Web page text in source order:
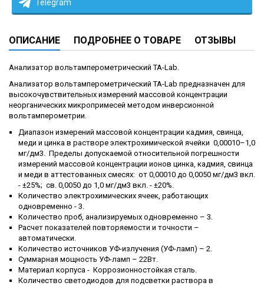
Telegram
ОПИСАНИЕ ПОДРОБНЕЕ О ТОВАРЕ ОТЗЫВЫ
Анализатор вольтамперометрический ТА-Lab.
Анализатор вольтамперометрический ТА-Lab предназначен для
высокочувствительных измерений массовой концентрации
неорганических микропримесей методом инверсионной
вольтамперометрии.
Диапазон измерений массовой концентрации кадмия, свинца,
меди и цинка в растворе электрохимической ячейки 0,00010–1,0
мг/дм3. Пределы допускаемой относительной погрешности
измерений массовой концентрации ионов цинка, кадмия, свинца
и меди в аттестованных смесях: от 0,00010 до 0,0050 мг/дм3 вкл.
- ±25%; св. 0,0050 до 1,0 мг/дм3 вкл. - ±20%.
Количество электрохимических ячеек, работающих
одновременно - 3.
Количество проб, анализируемых одновременно – 3.
Расчет показателей повторяемости и точности –
автоматически.
Количество источников УФ-излучения (УФ-ламп) – 2.
Суммарная мощность УФ-ламп – 22Вт.
Материал корпуса - Коррозионностойкая сталь.
Количество светодиодов для подсветки раствора в